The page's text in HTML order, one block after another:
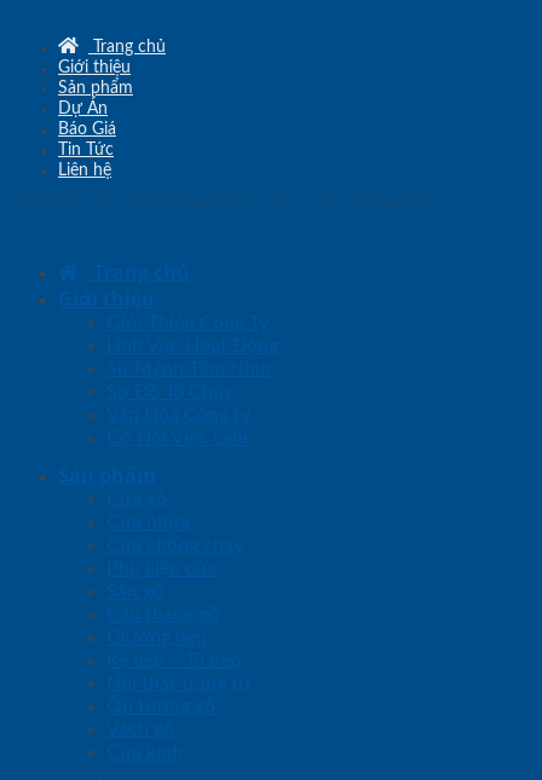
Trang chủ
Giới thiệu
Sản phẩm
Dự Án
Báo Giá
Tin Tức
Liên hệ
Trang chủ
Giới thiệu
Giới Thiệu Công Ty
Lĩnh Vực Hoạt Động
Sứ Mệnh Tầm Nhìn
Sơ Đồ Tổ Chức
Văn Hóa Công ty
Cơ Hội Việc Làm
Sản phẩm
Cửa gỗ
Cửa nhựa
Cửa chống cháy
Phụ kiện cửa
Sàn gỗ
Cầu thang gỗ
Giường ngủ
Kệ bếp – Tủ bếp
Nội thất trang trí
Ốp tường gỗ
Vách gỗ
Cửa kính